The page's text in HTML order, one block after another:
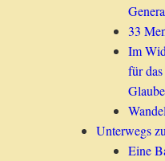
33
Im
für
Unterwegs
Eine